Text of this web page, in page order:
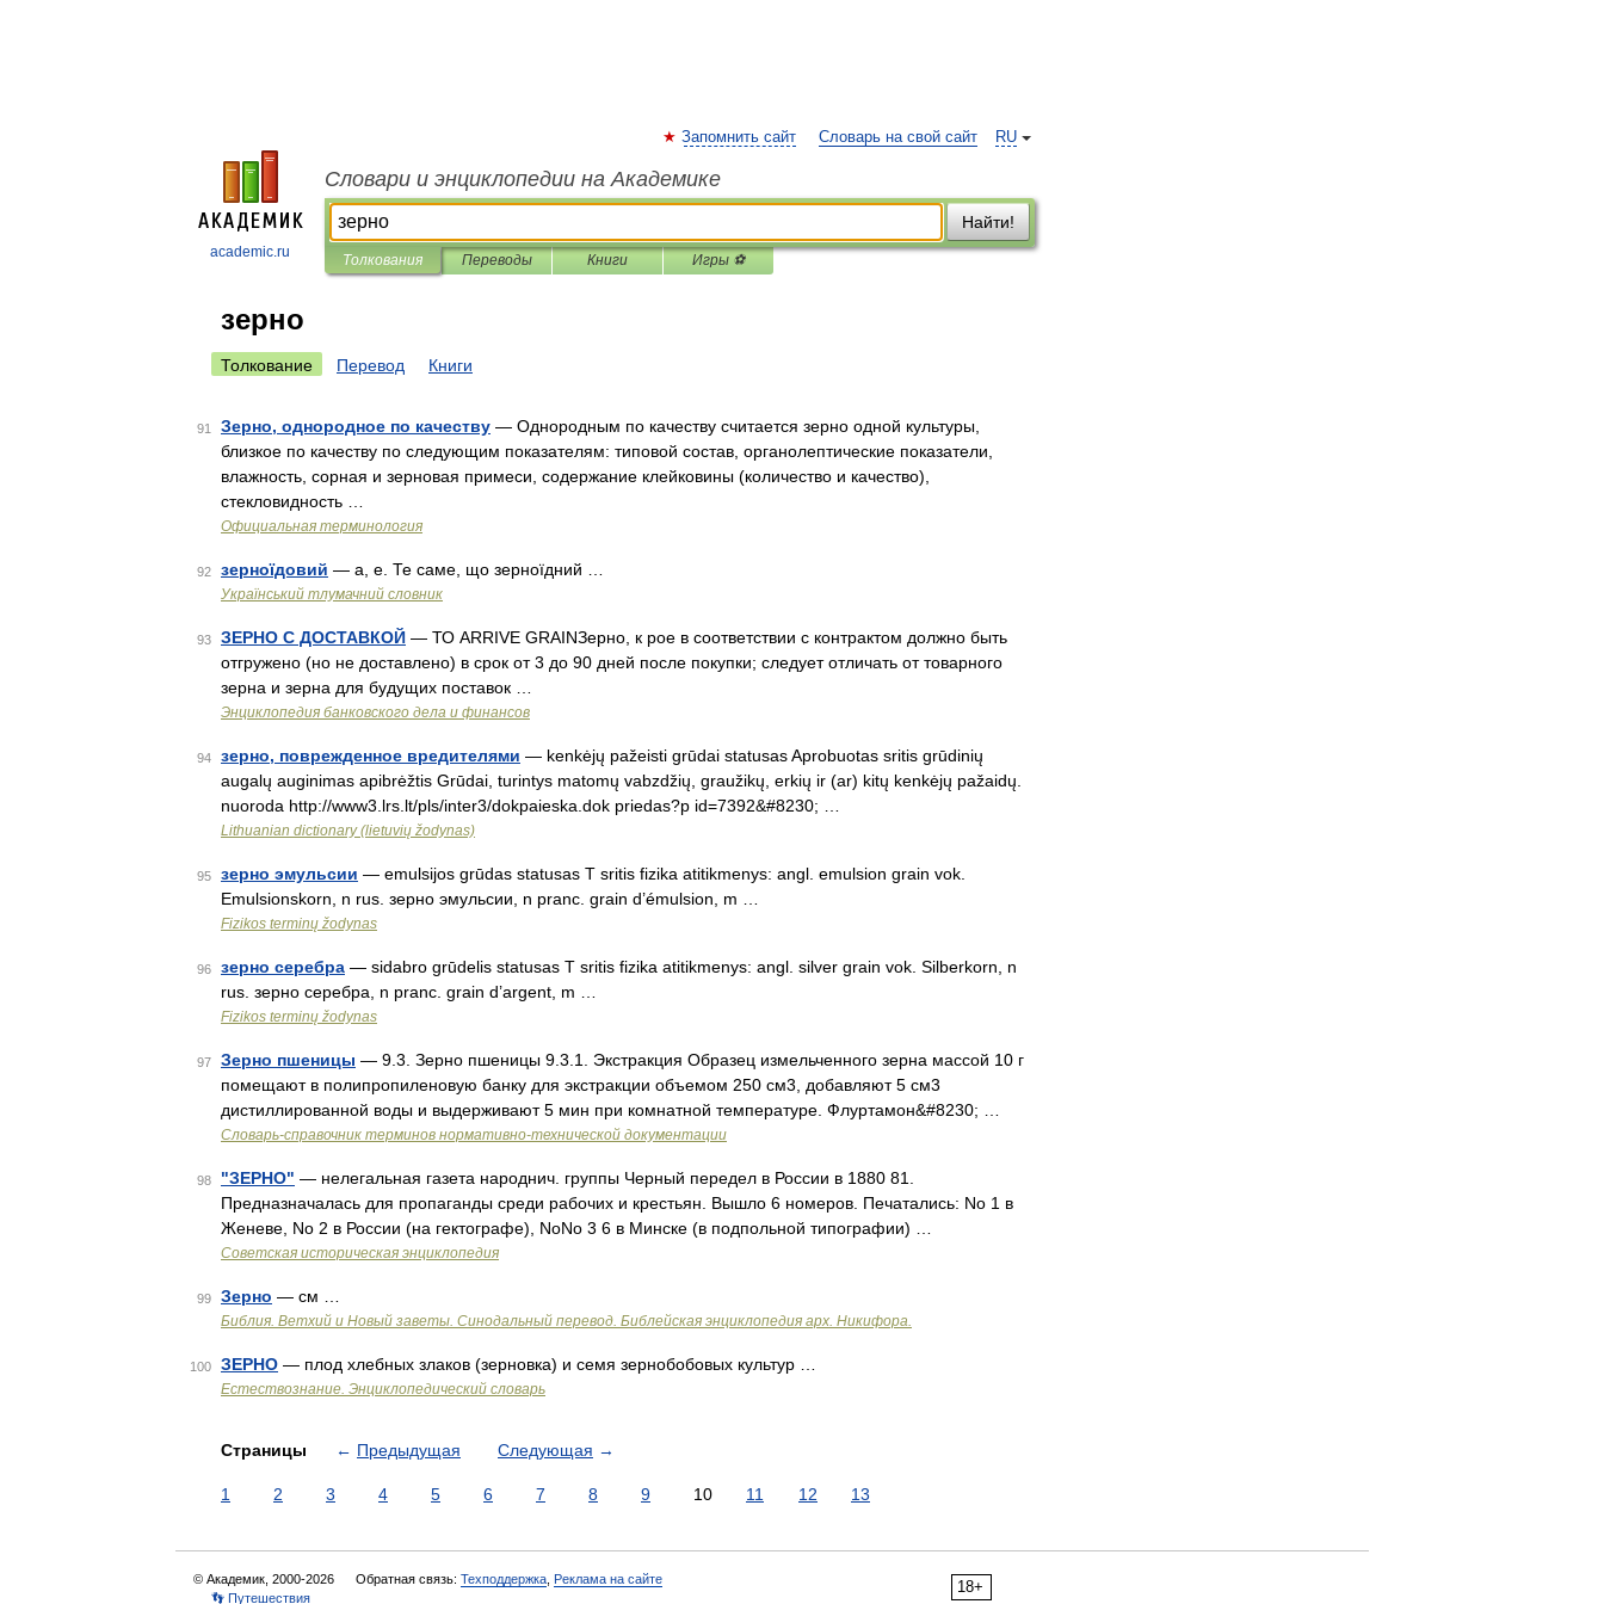
academic.ru
RU
Запомнить сайт Словарь на свой сайт
Словари и энциклопедии на Академике
Найти!
Толкования Переводы Книги Игры ⚽
зерно
Толкование Перевод Книги
91 Зерно, однородное по качеству — Однородным по качеству считается зерно одной культуры,
близкое по качеству по следующим показателям: типовой состав, органолептические показатели,
влажность, сорная и зерновая примеси, содержание клейковины (количество и качество),
стекловидность …
Официальная терминология
92 зерноїдовий — а, е. Те саме, що зерноїдний …
Український тлумачний словник
93 ЗЕРНО С ДОСТАВКОЙ — ТО ARRIVE GRAINЗерно, к рое в соответствии с контрактом должно быть
отгружено (но не доставлено) в срок от 3 до 90 дней после покупки; следует отличать от товарного
зерна и зерна для будущих поставок …
Энциклопедия банковского дела и финансов
94 зерно, поврежденное вредителями — kenkėjų pažeisti grūdai statusas Aprobuotas sritis grūdinių
augalų auginimas apibrėžtis Grūdai, turintys matomų vabzdžių, graužikų, erkių ir (ar) kitų kenkėjų pažaidų.
nuoroda http://www3.lrs.lt/pls/inter3/dokpaieska.dok priedas?p id=7392&#8230; …
Lithuanian dictionary (lietuvių žodynas)
95 зерно эмульсии — emulsijos grūdas statusas T sritis fizika atitikmenys: angl. emulsion grain vok.
Emulsionskorn, n rus. зерно эмульсии, n pranc. grain d’émulsion, m …
Fizikos terminų žodynas
96 зерно серебра — sidabro grūdelis statusas T sritis fizika atitikmenys: angl. silver grain vok. Silberkorn, n
rus. зерно серебра, n pranc. grain d’argent, m …
Fizikos terminų žodynas
97 Зерно пшеницы — 9.3. Зерно пшеницы 9.3.1. Экстракция Образец измельченного зерна массой 10 г
помещают в полипропиленовую банку для экстракции объемом 250 см3, добавляют 5 см3
дистиллированной воды и выдерживают 5 мин при комнатной температуре. Флуртамон&#8230; …
Словарь-справочник терминов нормативно-технической документации
98 "ЗЕРНО" — нелегальная газета народнич. группы Черный передел в России в 1880 81.
Предназначалась для пропаганды среди рабочих и крестьян. Вышло 6 номеров. Печатались: No 1 в
Женеве, No 2 в России (на гектографе), NoNo 3 6 в Минске (в подпольной типографии) …
Советская историческая энциклопедия
99 Зерно — см …
Библия. Ветхий и Новый заветы. Синодальный перевод. Библейская энциклопедия арх. Никифора.
100 ЗЕРНО — плод хлебных злаков (зерновка) и семя зернобобовых культур …
Естествознание. Энциклопедический словарь
Страницы ← Предыдущая Следующая →
1 2 3 4 5 6 7 8 9 10 11 12 13
18+
© Академик, 2000-2026 Обратная связь: Техподдержка Реклама на сайте
👣 Путешествия